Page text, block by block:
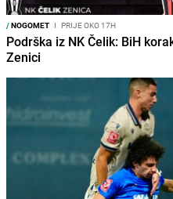
/NOGOMET I PRIJE OKO 17H
Podrška iz NK Čelik: BiH
Zenici